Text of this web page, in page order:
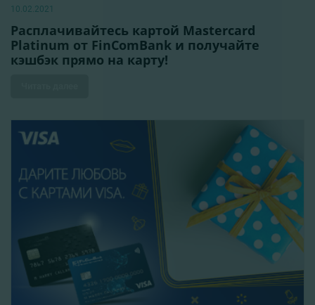
10.02.2021
Расплачивайтесь картой Mastercard
Platinum от FinComBank и получайте
кэшбэк прямо на карту!